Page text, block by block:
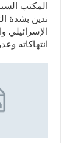
المكتب
ندين بشدة
الإسرائيلي
انتهاكاته